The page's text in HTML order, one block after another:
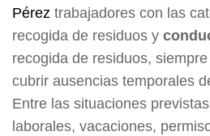
Pérez trabajadores con las
recogida de residuos y
recogida de residuos,
cubrir ausencias temporales
Entre las situaciones
laborales, vacaciones,